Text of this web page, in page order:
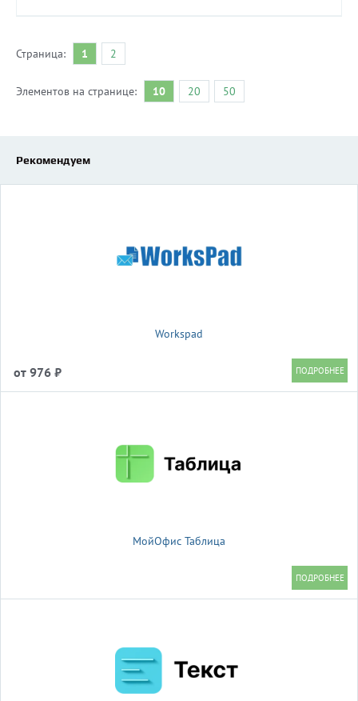
Страница: 1 2
Элементов на странице: 10 20 50
Рекомендуем
Workspad
от 976 ₽
МойОфис Таблица